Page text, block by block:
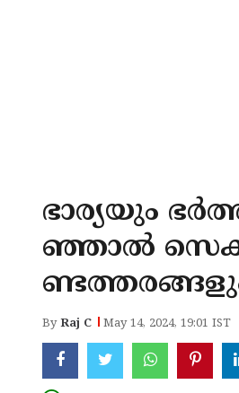
ഭാര്യയും
ഞ്ഞാല്‍
ByRaj C May 14, 2024, 19:01 IST